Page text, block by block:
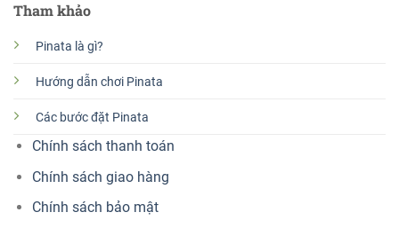
Tham khảo
Pinata là gì?
Hướng dẫn chơi Pinata
Các bước đặt Pinata
Chính sách thanh toán
Chính sách giao hàng
Chính sách bảo mật